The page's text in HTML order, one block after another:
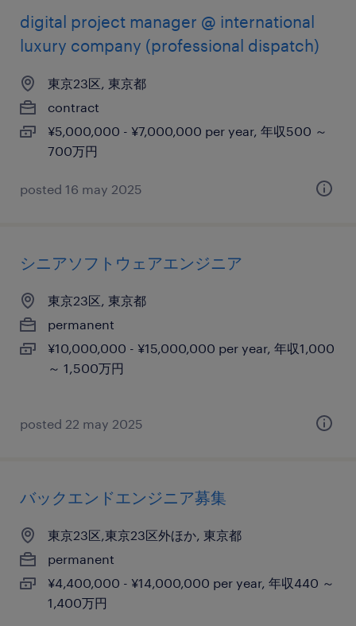
digital project manager @ international
luxury company (professional dispatch)
東京23区, 東京都
contract
¥5,000,000 - ¥7,000,000 per year, 年収500 ～
700万円
posted 16 may 2025
シニアソフトウェアエンジニア
東京23区, 東京都
permanent
¥10,000,000 - ¥15,000,000 per year, 年収1,000
～ 1,500万円
posted 22 may 2025
バックエンドエンジニア募集
東京23区,東京23区外ほか, 東京都
permanent
¥4,400,000 - ¥14,000,000 per year, 年収440 ～
1,400万円